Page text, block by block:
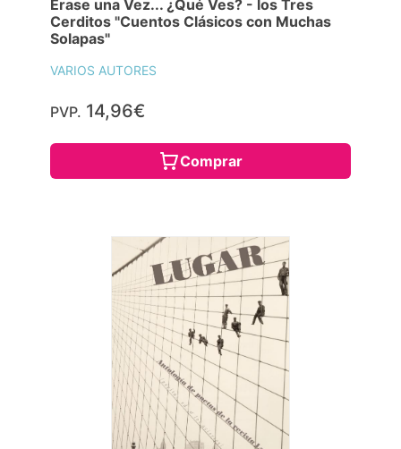
Érase una Vez... ¿Qué Ves? - los Tres
Cerditos "Cuentos Clásicos con Muchas
Solapas"
VARIOS AUTORES
PVP. 14,96€
Comprar